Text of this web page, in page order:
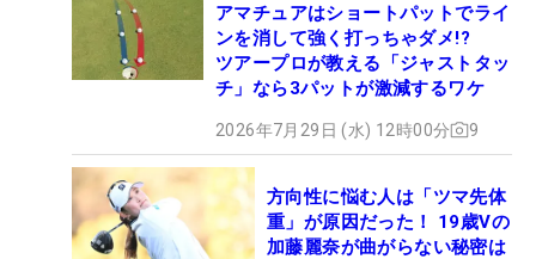
アマチュアはショートパットでライ
ンを消して強く打っちゃダメ!?
ツアープロが教える「ジャストタッ
チ」なら3パットが激減するワケ
2026年7月29日 (水) 12時00分 9
方向性に悩む人は「ツマ先体
重」が原因だった！ 19歳Vの
加藤麗奈が曲がらない秘密は